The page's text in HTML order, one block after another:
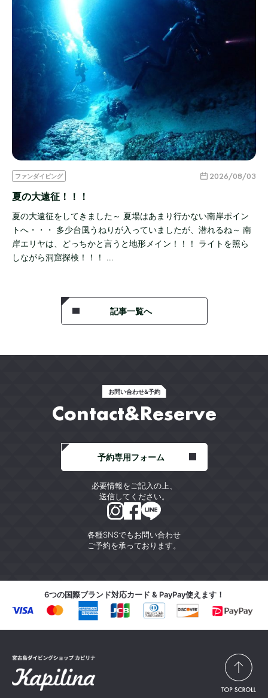
ファンダイビング 2026/08/03
夏の大遠征！！！
夏の大遠征をしてきました～ 夏場はあまり行かない南岸ポイン
トへ・・・ 多少台風うねりが入っていましたが、潜れるね～ 南
岸エリヤは、どっちかと言うと地形メイン！！！ ライトを照ら
しながら洞窟探検！！！ …
記事一覧へ
お問い合わせ&予約
Contact&Reserve
各種SNSでもお問い合わせ
ご予約を承っております。
予約専用フォーム
必要情報をご記入の上、
送信してください。
6つの国際ブランド対応カード & PayPay使えます！